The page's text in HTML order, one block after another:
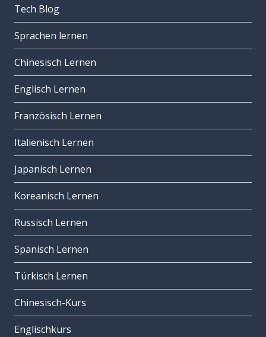
Tech Blog
Sprachen lernen
Chinesisch Lernen
Englisch Lernen
Französisch Lernen
Italienisch Lernen
Japanisch Lernen
Koreanisch Lernen
Russisch Lernen
Spanisch Lernen
Türkisch Lernen
Chinesisch-Kurs
Englischkurs